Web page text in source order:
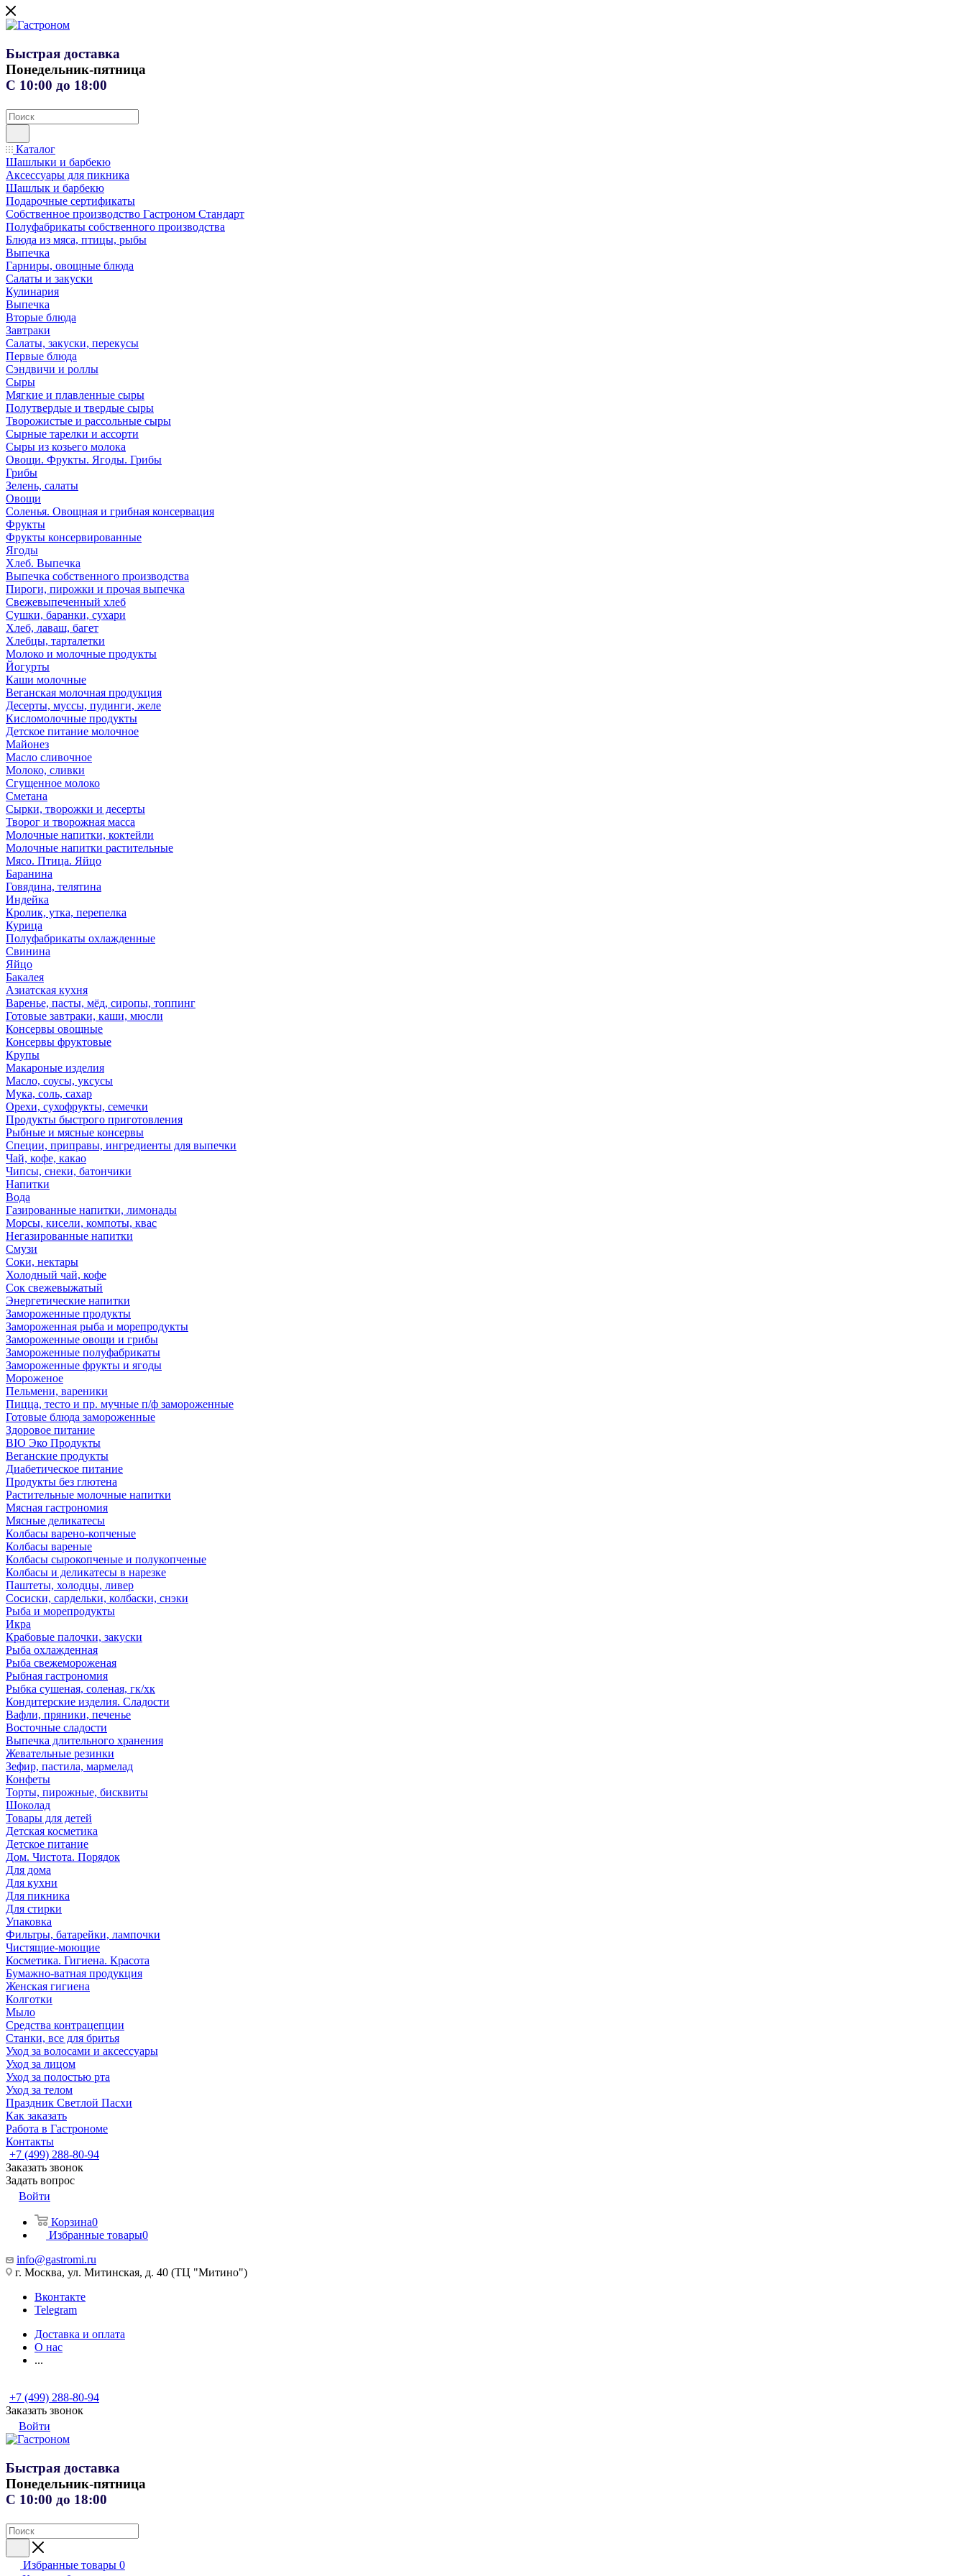
Быстрая доставка
Понедельник-пятница
С 10:00 до 18:00
Каталог
Шашлыки и барбекю
Аксессуары для пикника
Шашлык и барбекю
Подарочные сертификаты
Собственное производство Гастроном Стандарт
Полуфабрикаты собственного производства
Блюда из мяса, птицы, рыбы
Выпечка
Гарниры, овощные блюда
Салаты и закуски
Кулинария
Выпечка
Вторые блюда
Завтраки
Салаты, закуски, перекусы
Первые блюда
Сэндвичи и роллы
Сыры
Мягкие и плавленные сыры
Полутвердые и твердые сыры
Творожистые и рассольные сыры
Сырные тарелки и ассорти
Сыры из козьего молока
Овощи. Фрукты. Ягоды. Грибы
Грибы
Зелень, салаты
Овощи
Соленья. Овощная и грибная консервация
Фрукты
Фрукты консервированные
Ягоды
Хлеб. Выпечка
Выпечка собственного производства
Пироги, пирожки и прочая выпечка
Свежевыпеченный хлеб
Сушки, баранки, сухари
Хлеб, лаваш, багет
Хлебцы, тарталетки
Молоко и молочные продукты
Йогурты
Каши молочные
Веганская молочная продукция
Десерты, муссы, пудинги, желе
Кисломолочные продукты
Детское питание молочное
Майонез
Масло сливочное
Молоко, сливки
Сгущенное молоко
Сметана
Сырки, творожки и десерты
Творог и творожная масса
Молочные напитки, коктейли
Молочные напитки растительные
Мясо. Птица. Яйцо
Баранина
Говядина, телятина
Индейка
Кролик, утка, перепелка
Курица
Полуфабрикаты охлажденные
Свинина
Яйцо
Бакалея
Азиатская кухня
Варенье, пасты, мёд, сиропы, топпинг
Готовые завтраки, каши, мюсли
Консервы овощные
Консервы фруктовые
Крупы
Макароные изделия
Масло, соусы, уксусы
Мука, соль, сахар
Орехи, сухофрукты, семечки
Продукты быстрого приготовления
Рыбные и мясные консервы
Специи, приправы, ингредиенты для выпечки
Чай, кофе, какао
Чипсы, снеки, батончики
Напитки
Вода
Газированные напитки, лимонады
Морсы, кисели, компоты, квас
Негазированные напитки
Смузи
Соки, нектары
Холодный чай, кофе
Сок свежевыжатый
Энергетические напитки
Замороженные продукты
Замороженная рыба и морепродукты
Замороженные овощи и грибы
Замороженные полуфабрикаты
Замороженные фрукты и ягоды
Мороженое
Пельмени, вареники
Пицца, тесто и пр. мучные п/ф замороженные
Готовые блюда замороженные
Здоровое питание
BIO Эко Продукты
Веганские продукты
Диабетическое питание
Продукты без глютена
Растительные молочные напитки
Мясная гастрономия
Мясные деликатесы
Колбасы варено-копченые
Колбасы вареные
Колбасы сырокопченые и полукопченые
Колбасы и деликатесы в нарезке
Паштеты, холодцы, ливер
Сосиски, сардельки, колбаски, снэки
Рыба и морепродукты
Икра
Крабовые палочки, закуски
Рыба охлажденная
Рыба свежемороженая
Рыбная гастрономия
Рыбка сушеная, соленая, гк/хк
Кондитерские изделия. Сладости
Вафли, пряники, печенье
Восточные сладости
Выпечка длительного хранения
Жевательные резинки
Зефир, пастила, мармелад
Конфеты
Торты, пирожные, бисквиты
Шоколад
Товары для детей
Детская косметика
Детское питание
Дом. Чистота. Порядок
Для дома
Для кухни
Для пикника
Для стирки
Упаковка
Фильтры, батарейки, лампочки
Чистящие-моющие
Косметика. Гигиена. Красота
Бумажно-ватная продукция
Женская гигиена
Колготки
Мыло
Средства контрацепции
Станки, все для бритья
Уход за волосами и аксессуары
Уход за лицом
Уход за полостью рта
Уход за телом
Праздник Светлой Пасхи
Как заказать
Работа в Гастрономе
Контакты
+7 (499) 288-80-94
Заказать звонок
Задать вопрос
Войти
Корзина0
Избранные товары0
info@gastromi.ru
г. Москва, ул. Митинская, д. 40 (ТЦ "Митино")
Вконтакте
Telegram
Доставка и оплата
О нас
...
+7 (499) 288-80-94
Заказать звонок
Войти
Быстрая доставка
Понедельник-пятница
С 10:00 до 18:00
Избранные товары 0